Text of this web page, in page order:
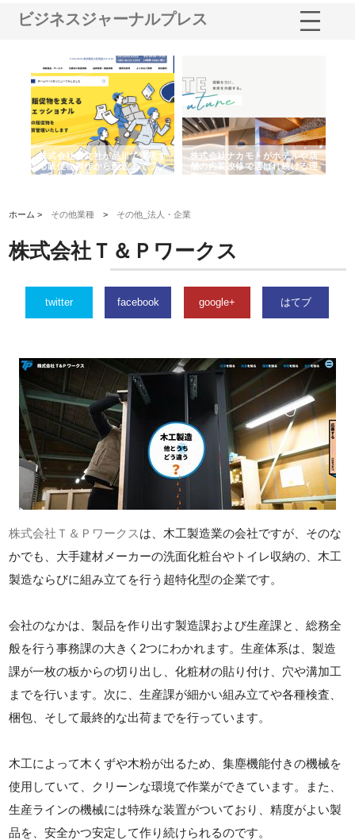
ビジネスジャーナルプレス
株式会社耕文社が品川で実現す
る販促物製作から配送までワン
ストップ対応
株式会社ナカモトがホテルや店
舗の内装改修で選ばれ続ける理
由
ホーム > その他業種 > その他_法人・企業
株式会社Ｔ＆Ｐワークス
twitter facebook google+ はてブ
株式会社Ｔ＆Ｐワークス は、木工製造業の会社ですが、そのな
かでも、大手建材メーカーの洗面化粧台やトイレ収納の、木工
製造ならびに組み立てを行う超特化型の企業です。
会社のなかは、製品を作り出す製造課および生産課と、総務全
般を行う事務課の大きく2つにわかれます。生産体系は、製造
課が一枚の板からの切り出し、化粧材の貼り付け、穴や溝加工
までを行います。次に、生産課が細かい組み立てや各種検査、
梱包、そして最終的な出荷までを行っています。
木工によって木くずや木粉が出るため、集塵機能付きの機械を
使用していて、クリーンな環境で作業ができています。また、
生産ラインの機械には特殊な装置がついており、精度がよい製
品を、安全かつ安定して作り続けられるのです。